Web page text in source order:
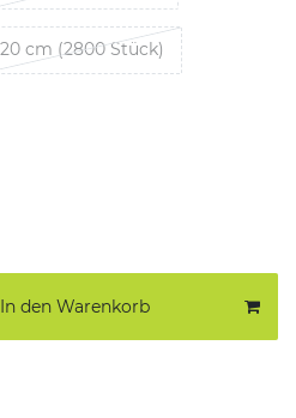
20 cm (2800 Stück)
In den Warenkorb